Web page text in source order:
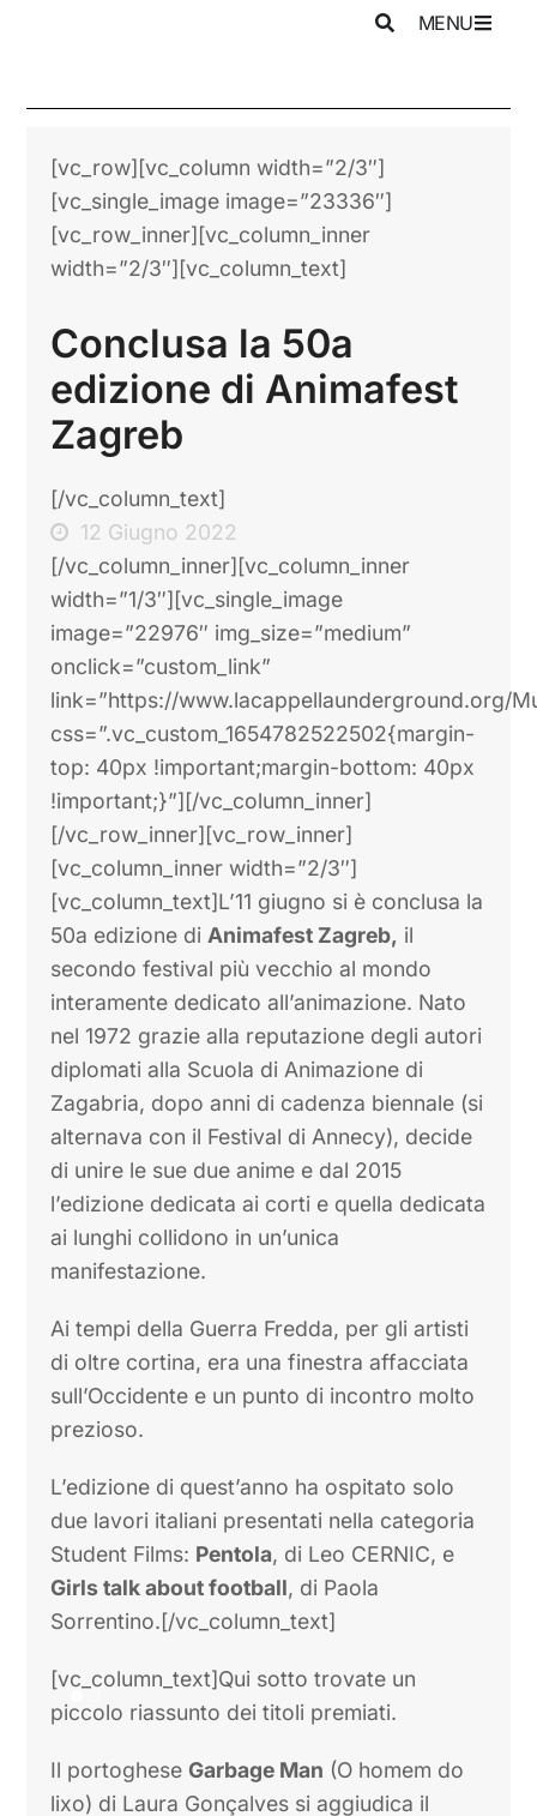
MENU
[vc_row][vc_column width=”2/3″]
[vc_single_image image=”23336″]
[vc_row_inner][vc_column_inner
width=”2/3″][vc_column_text]
Conclusa la 50a
edizione di Animafest
Zagreb
[/vc_column_text]
12 Giugno 2022
[/vc_column_inner][vc_column_inner
width=”1/3″][vc_single_image
image=”22976″ img_size=”medium”
onclick=”custom_link”
link=”https://www.lacappellaunderground.org/
css=”.vc_custom_1654782522502{margin-
top: 40px !important;margin-bottom: 40px
!important;}”][/vc_column_inner]
[/vc_row_inner][vc_row_inner]
[vc_column_inner width=”2/3″]
[vc_column_text]L’11 giugno si è conclusa la
50a edizione di Animafest Zagreb, il
secondo festival più vecchio al mondo
interamente dedicato all’animazione. Nato
nel 1972 grazie alla reputazione degli autori
diplomati alla Scuola di Animazione di
Zagabria, dopo anni di cadenza biennale (si
alternava con il Festival di Annecy), decide
di unire le sue due anime e dal 2015
l’edizione dedicata ai corti e quella dedicata
ai lunghi collidono in un’unica
manifestazione.
Ai tempi della Guerra Fredda, per gli artisti
di oltre cortina, era una finestra affacciata
sull’Occidente e un punto di incontro molto
prezioso.
L’edizione di quest’anno ha ospitato solo
due lavori italiani presentati nella categoria
Student Films: Pentola, di Leo CERNIC, e
Girls talk about football, di Paola
Sorrentino.[/vc_column_text]